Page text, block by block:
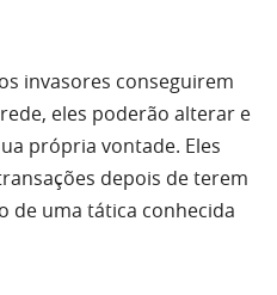
invasores conseguirem
eles poderão alterar e
própria vontade. Eles
depois de terem
de uma tática conhecida